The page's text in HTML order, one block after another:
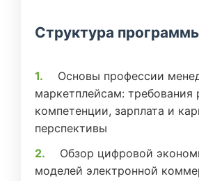
Структура
Основы профессии
маркетплейсам: требования
компетенции, зарплата и
перспективы
Обзор цифровой
моделей электронной